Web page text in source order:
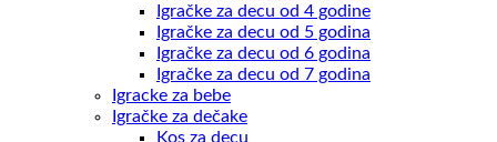
Igračke za decu od 4 godine
Igračke za decu od 5 godina
Igračke za decu od 6 godina
Igračke za decu od 7 godina
Igracke za bebe
Igračke za dečake
Kos za decu